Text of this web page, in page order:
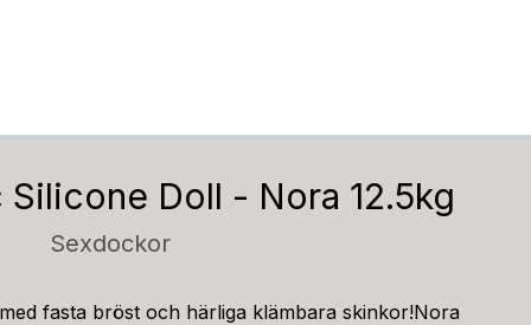
Doll - Nora 12.5kg
Sexdockor
fasta bröst och härliga klämbara skinkor!Nora